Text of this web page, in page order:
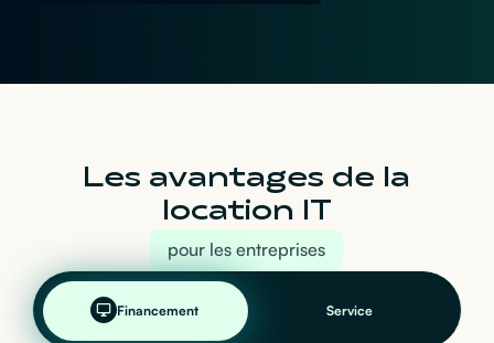
Les avantages de la
location IT
pour les entreprises
Financement Service